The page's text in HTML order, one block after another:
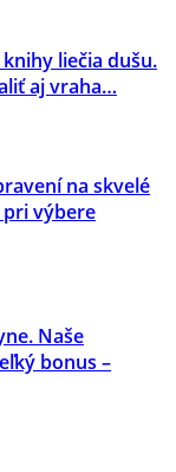
liečia dušu.
aj vraha…
na skvelé
výbere
Naše
bonus –